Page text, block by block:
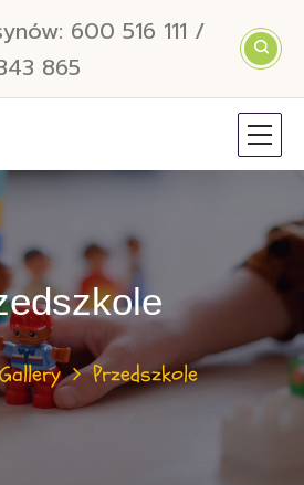
600 516 111 /
865
Gallery Przedszkole